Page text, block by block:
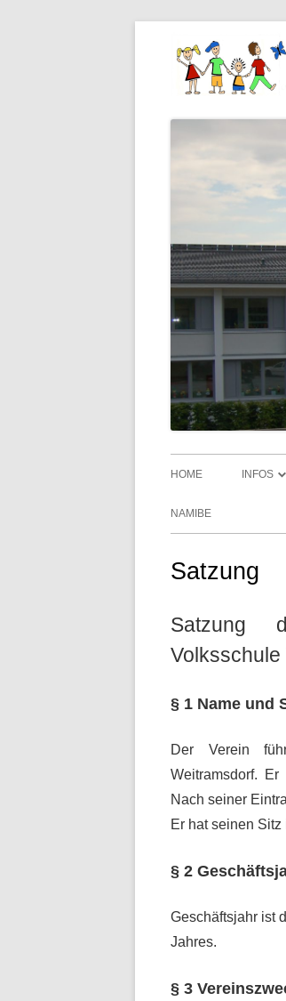
HOME INFOS
NAMIBE
Satzung
Satzung
§ 1 Name und
Der Verein
Weitramsdorf.
Nach seiner
Er hat seinen
§ 2
Geschäftsjahr ist
Jahres.
§ 3